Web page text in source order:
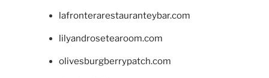
lafronterarestauranteybar.com
lilyandrosetearoom.com
olivesburgberrypatch.com